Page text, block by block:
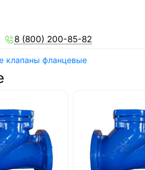
8 (800) 200-85-82
клапаны фланцевые